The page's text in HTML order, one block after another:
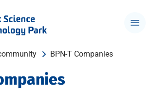
BPN-T Companies